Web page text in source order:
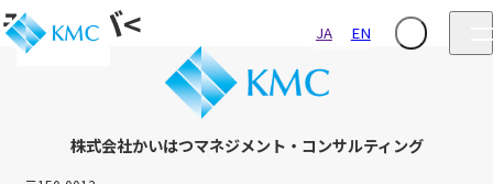
JA EN
モルドバ<
株式会社かいはつマネジメント・コンサルティング